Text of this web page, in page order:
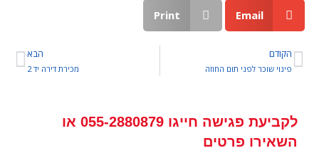
Email
Print
הקודם
פינוי שוכר לפני תום החוזה
הבא
מכירת דירה יד 2
לקביעת פגישה חייגו 055-2880879או
השאירו פרטים